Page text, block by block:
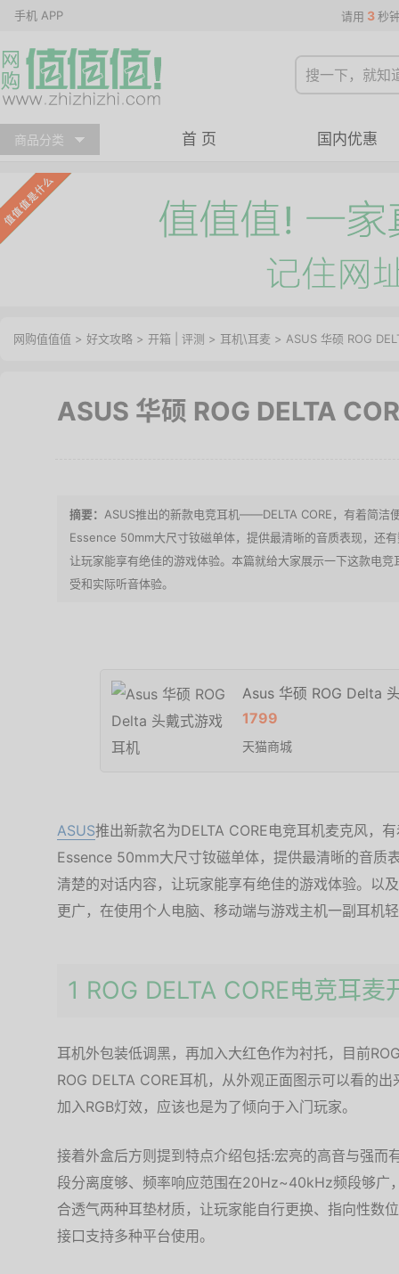
手机 APP 请用 3 秒
商品分类 首 页 国内优惠
网购值值值 > 好文攻略 > 开箱 评测 > 耳机\耳麦 > ASUS 华硕 ROG
ASUS 华硕 ROG DELTA
ASUS推出的新款电竞耳机——DELTA CORE，有着简洁
Essence 50mm大尺寸钕磁单体，提供最清晰的音质表现，还
让玩家能享有绝佳的游戏体验。本篇就给大家展示一下这款电
受和实际听音体验。
Asus 华硕 ROG Delta
1799
天猫商城
ASUS推出新款名为DELTA CORE电竞耳机麦克风，
Essence 50mm大尺寸钕磁单体，提供最清晰的音质
清楚的对话内容，让玩家能享有绝佳的游戏体验。以
更广，在使用个人电脑、移动端与游戏主机一副耳机
1 ROG DELTA CORE电竞耳麦
耳机外包装低调黑，再加入大红色作为衬托，目前
ROG DELTA CORE耳机，从外观正面图示可以看的
加入RGB灯效，应该也是为了倾向于入门玩家。
接着外盒后方则提到特点介绍包括:宏亮的高音与强而
段分离度够、频率响应范围在20Hz~40kHz频段够广
合透气两种耳垫材质，让玩家能自行更换、指向性数
接口支持多种平台使用。